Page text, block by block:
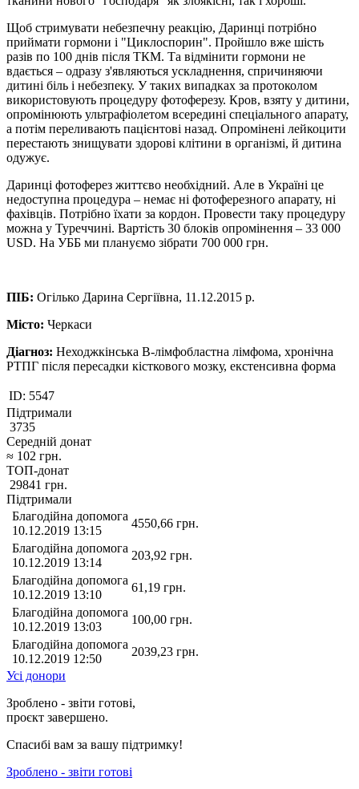
Щоб стримувати небезпечну реакцію, Даринці потрібно
приймати гормони і "Циклоспорин". Пройшло вже шість
разів по 100 днів після ТКМ. Та відмінити гормони не
вдається – одразу з'являються ускладнення, спричиняючи
дитині біль і небезпеку. У таких випадках за протоколом
використовують процедуру фотоферезу. Кров, взяту у дитини,
опромінюють ультрафіолетом всередині спеціального апарату,
а потім переливають пацієнтові назад. Опромінені лейкоцити
перестають знищувати здорові клітини в організмі, й дитина
одужує.
Даринці фотоферез життєво необхідний. Але в Україні це
недоступна процедура – немає ні фотоферезного апарату, ні
фахівців. Потрібно їхати за кордон. Провести таку процедуру
можна у Туреччині. Вартість 30 блоків опромінення – 33 000
USD. На УББ ми плануємо зібрати 700 000 грн.
ПІБ: Огілько Дарина Сергіївна, 11.12.2015 р.
Місто: Черкаси
Діагноз: Неходжкінська В-лімфобластна лімфома, хронічна
РТПГ після пересадки кісткового мозку, екстенсивна форма
ID: 5547
Підтримали
3735
Середній донат
≈ 102 грн.
ТОП-донат
29841 грн.
Підтримали
Благодійна допомога
10.12.2019 13:15
4550,66 грн.
Благодійна допомога
10.12.2019 13:14
203,92 грн.
Благодійна допомога
10.12.2019 13:10
61,19 грн.
Благодійна допомога
10.12.2019 13:03
100,00 грн.
Благодійна допомога
10.12.2019 12:50
2039,23 грн.
Усі донори
Зроблено - звіти готові,
проєкт завершено.
Спасибі вам за вашу підтримку!
Зроблено - звіти готові